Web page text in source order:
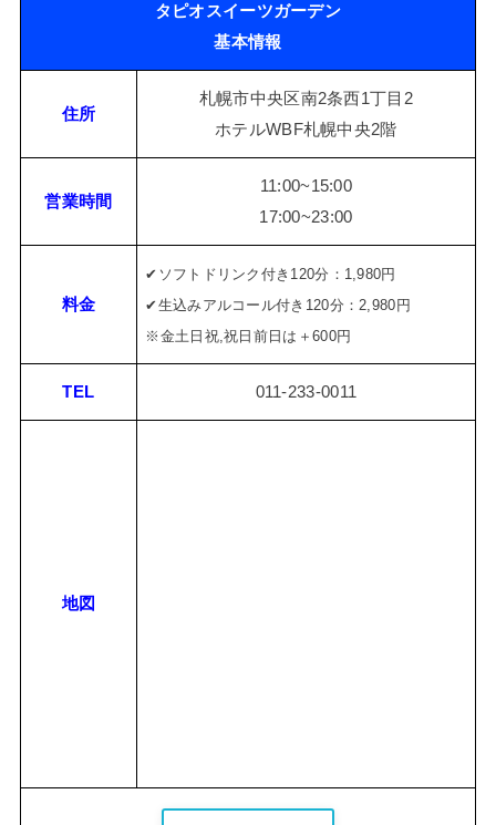
タピオスイーツガーデン
基本情報
住所
札幌市中央区南2条西1丁目2
ホテルWBF札幌中央2階
営業時間
11:00~15:00
17:00~23:00
料金
✔︎ソフトドリンク付き120分：1,980円
✔︎生込みアルコール付き120分：2,980円
※金土日祝,祝日前日は＋600円
TEL 011-233-0011
地図